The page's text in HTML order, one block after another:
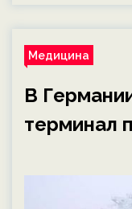
Медицина
В
терминал